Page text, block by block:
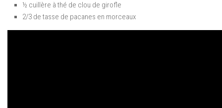
½ cuillère à thé de clou de girofle
2/3 de tasse de pacanes en morceaux